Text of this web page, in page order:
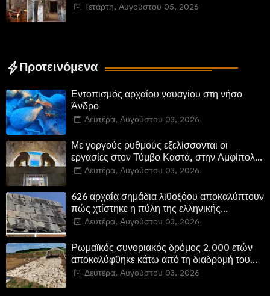
Καστοριά και έπεται το αποκαταστημένο
Τετάρτη, Αυγούστου 05, 2026
Προτεινόμενα
Εντοπισμός αρχαίου ναυαγίου στη νήσο
Άνδρο
Δευτέρα, Αυγούστου 03, 2026
Με γοργούς ρυθμούς εξελίσσονται οι
εργασίες στον Τύμβο Καστά, στην Αμφίπολη.
Αποδίδονται μνημεία της πόλης
Δευτέρα, Αυγούστου 03, 2026
626 αρχαία σημάδια λιθοξόου αποκαλύπτουν
πώς χτίστηκε η πύλη της ελληνικής
Πτολεμαΐδας στη Λιβύη
Δευτέρα, Αυγούστου 03, 2026
Ρωμαϊκός συνοριακός δρόμος 2.000 ετών
αποκαλύφθηκε κάτω από τη διαδρομή του
νέου αυτοκινητόδρομου Α8 της Γερμανίας
Δευτέρα, Αυγούστου 03, 2026